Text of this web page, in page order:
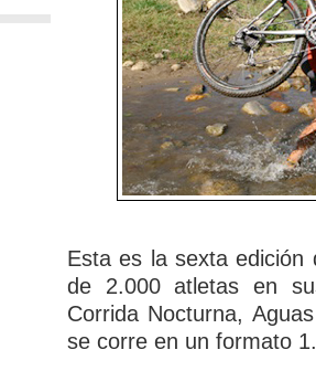
Esta es la sexta
de 2.000 atletas en
Corrida Nocturna,
se corre en un formato